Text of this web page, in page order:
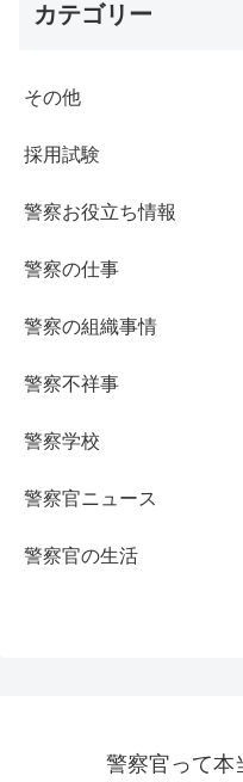
カテゴリー
その他
採用試験
警察お役立ち情報
警察の仕事
警察の組織事情
警察不祥事
警察学校
警察官ニュース
警察官の生活
警察官って本